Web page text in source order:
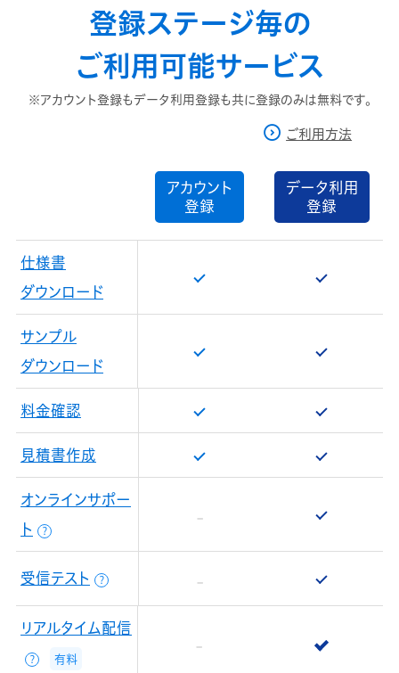
登録ステージ毎の
ご利用可能サービス
※アカウント登録もデータ利用登録も共に登録のみは無料です。
ご利用方法
アカウント
登録
データ利用
登録
仕様書
ダウンロード
サンプル
ダウンロード
料金確認
見積書作成
オンラインサポー
ト
？
受信テスト ？
リアルタイム配信
？ 有料